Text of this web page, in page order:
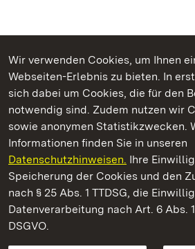
Wir verwenden Cookies, um Ihnen
Webseiten-Erlebnis zu bieten. In
sich dabei um Cookies, die für den
notwendig sind. Zudem nutzen wir
sowie anonymen Statistikzwecken.
Informationen finden Sie in unseren
Datenschutzhinweisen. Ihre
Speicherung der Cookies und den
nach § 25 Abs. 1 TTDSG, die
Datenverarbeitung nach Art. 6 Abs.
DSGVO.
Kommen. Staunen. Genießen.
Kloster Alpirsbach
Staatliche Schlösser und Gärten
Kontakt